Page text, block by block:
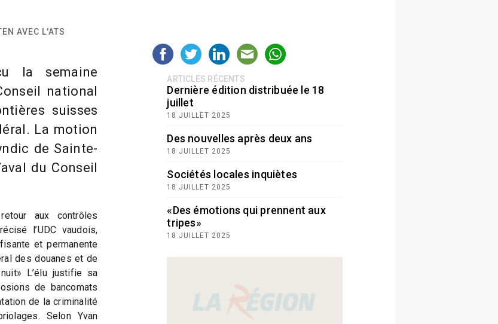
AVEC L'ATS
la semaine
national
suisses
La motion
de Sainte-
du Conseil
aux contrôles
l’UDC vaudois,
et permanente
des douanes et de
L’élu justifie sa
de bancomats
de la criminalité
Selon Yvan
ARTICLES RÉCENTS
Dernière édition distribuée le 18
juillet
18 JUILLET 2025
Des nouvelles après deux ans
18 JUILLET 2025
Sociétés locales inquiètes
18 JUILLET 2025
«Des émotions qui prennent aux
tripes»
18 JUILLET 2025